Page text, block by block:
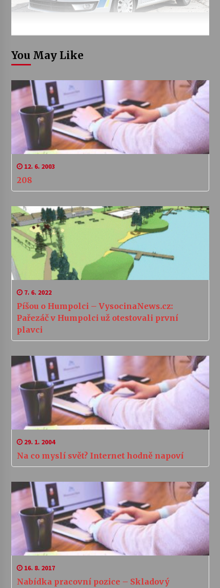
You May Like
12. 6. 2003
208
7. 6. 2022
Píšou o Humpolci – VysocinaNews.cz:
Pařezáč v Humpolci už otestovali první
plavci
29. 1. 2004
Na co myslí svět? Internet hodně napoví
16. 8. 2017
Nabídka pracovní pozice – Skladový